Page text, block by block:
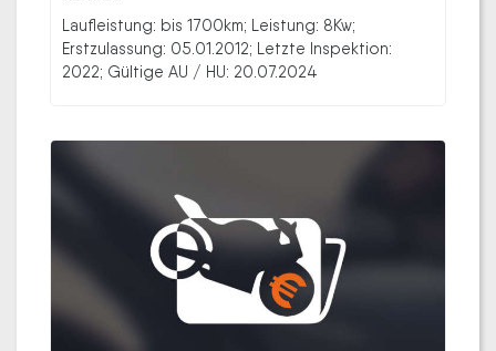
Laufleistung: bis 1700km; Leistung: 8Kw;
Erstzulassung: 05.01.2012; Letzte Inspektion:
2022; Gültige AU / HU: 20.07.2024